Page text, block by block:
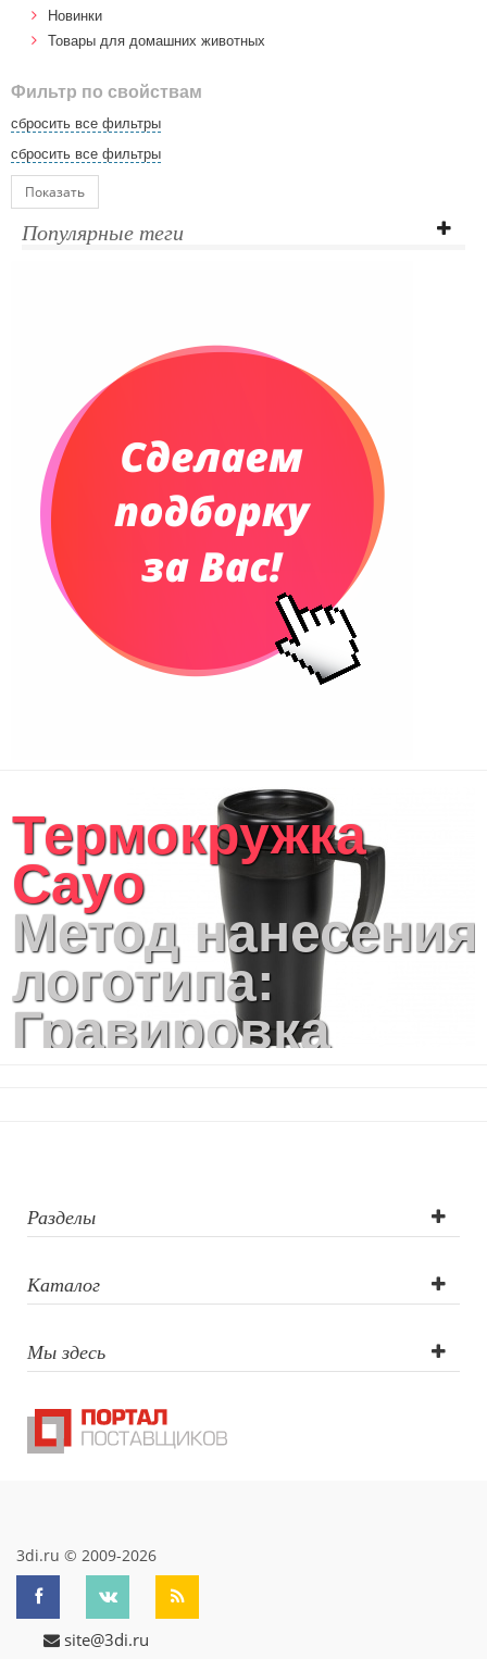
Новинки
Товары для домашних животных
Фильтр по свойствам
сбросить все фильтры
сбросить все фильтры
Показать
Популярные теги
Термокружка
Cayo
Метод нанесения
логотипа:
Гравировка
Тампопечать,
Гравировка
лазер)
Разделы
Каталог
Мы здесь
3di.ru © 2009-2026
site@3di.ru